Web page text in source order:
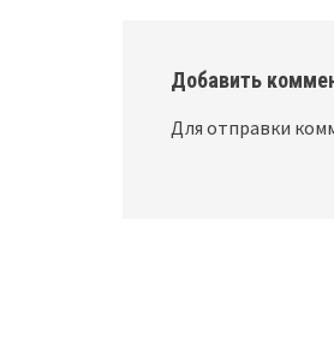
Добавить
Для отправки